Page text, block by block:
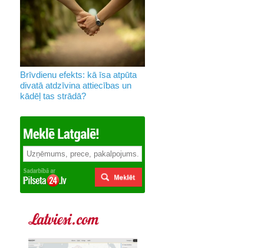
Brīvdienu efekts: kā īsa atpūta
divatā atdzīvina attiecības un
kādēļ tas strādā?